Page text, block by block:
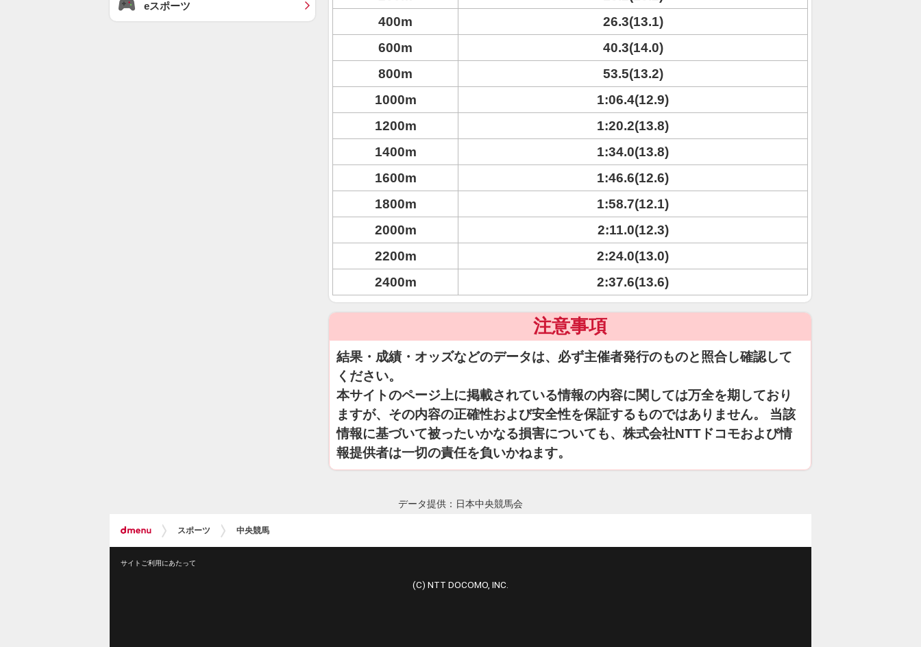
400m
26.3(13.1)
600m
40.3(14.0)
800m
53.5(13.2)
1000m
1:06.4(12.9)
1200m
1:20.2(13.8)
1400m
1:34.0(13.8)
1600m
1:46.6(12.6)
1800m
1:58.7(12.1)
2000m
2:11.0(12.3)
2200m
2:24.0(13.0)
2400m
2:37.6(13.6)
注意事項
結果・成績・オッズなどのデータは、必ず主催者発行のものと照合し確認して
ください。
本サイトのページ上に掲載されている情報の内容に関しては万全を期しており
ますが、その内容の正確性および安全性を保証するものではありません。 当該
情報に基づいて被ったいかなる損害についても、株式会社NTTドコモおよび情
報提供者は一切の責任を負いかねます。
eスポーツ
データ提供：日本中央競馬会
スポーツ 中央競馬
サイトご利用にあたって
(C) NTT DOCOMO, INC.